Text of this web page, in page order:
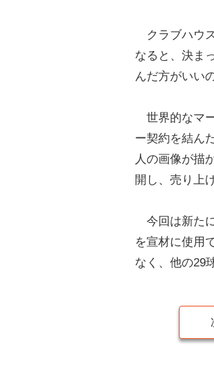
クラブハウ
なると、決ま
んだ方がいい
世界的なマ
ー契約を結ん
人の画像が描
開し、売り上
今回は新た
を宣材に使用
なく、他の29